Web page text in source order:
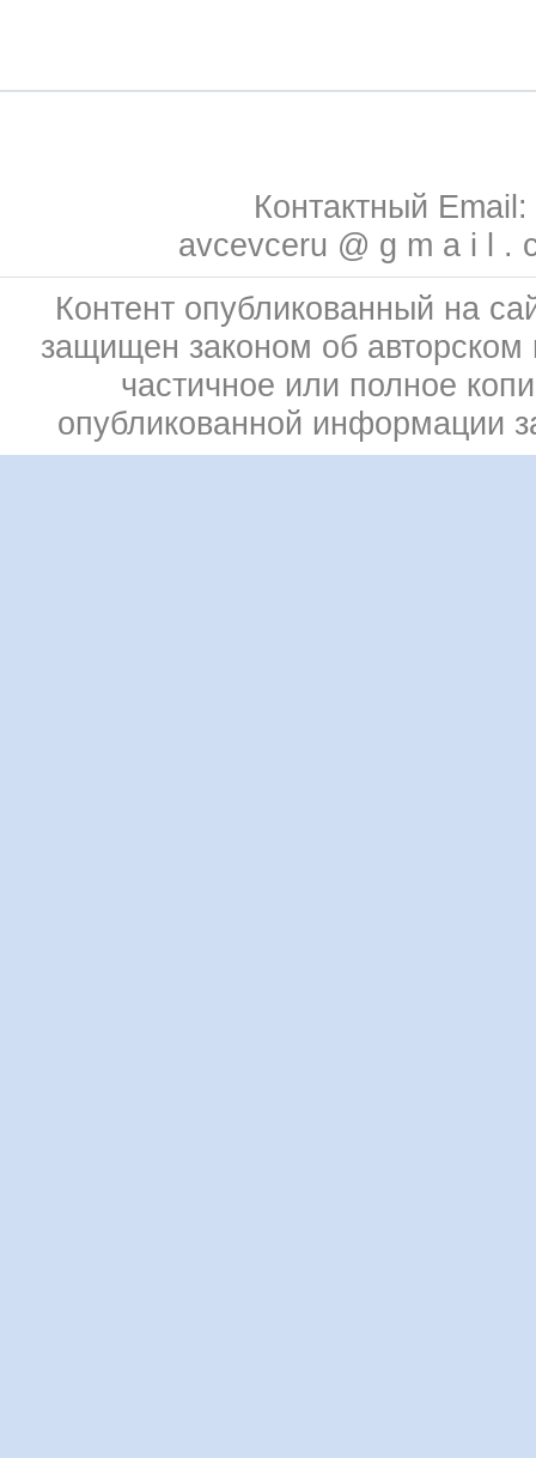
Контактный Email:
avcevceru @ g m a i l .
Контент опубликованный на
защищен законом об
частичное или полное
опубликованной информации